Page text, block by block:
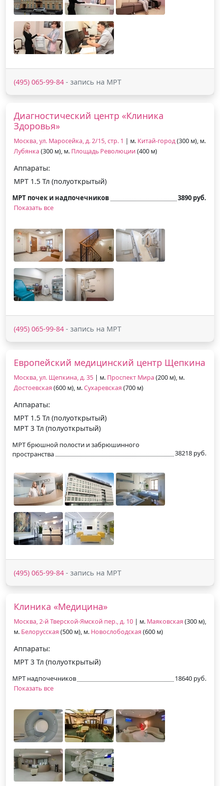
(495) 065-99-84 - запись на МРТ
Диагностический центр «Клиника
Здоровья»
Москва, ул. Маросейка, д. 2/15, стр. 1 | м. Китай-город(300 м), м.
Лубянка (300 м), м. Площадь Революции (400 м)
Аппараты:
МРТ 1.5 Тл (полуоткрытый)
МРТ почек и надпочечников
3890 руб.
Показать все
(495) 065-99-84 - запись на МРТ
Европейский медицинский центр Щепкина
Москва, ул. Щепкина, д. 35 | м. Проспект Мира (200 м), м.
Достоевская (600 м), м.Сухаревская (700 м)
Аппараты:
МРТ 1.5 Тл (полуоткрытый)
МРТ 3 Тл (полуоткрытый)
МРТ брюшной полости и забрюшинного
пространства
38218 руб.
(495) 065-99-84 - запись на МРТ
Клиника «Медицина»
Москва, 2-й Тверской-Ямской пер., д. 10 | м. Маяковская (300 м),
м. Белорусская (500 м), м. Новослободская (600 м)
Аппараты:
МРТ 3 Тл (полуоткрытый)
МРТ надпочечников
18640 руб.
Показать все